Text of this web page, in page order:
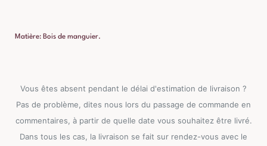
Matière: Bois de manguier.
Vous êtes absent pendant le délai d'estimation de livraison ?
Pas de problème, dites nous lors du passage de commande en
commentaires, à partir de quelle date vous souhaitez être livré.
Dans tous les cas, la livraison se fait sur rendez-vous avec le